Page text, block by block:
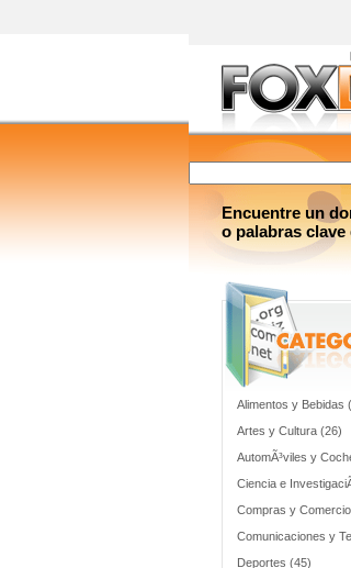
Encuentre un
o palabras
Alimentos y Bebidas
Artes y Cultura (26)
AutomÃ³viles y
Ciencia e
Compras y
Comunicaciones y
Deportes (45)